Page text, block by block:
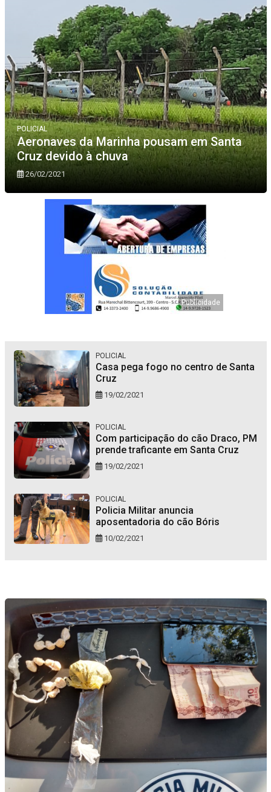
POLICIAL
Aeronaves da Marinha pousam em Santa
Cruz devido à chuva
26/02/2021
POLICIAL
Casa pega fogo no centro de Santa
Cruz
19/02/2021
POLICIAL
Com participação do cão Draco, PM
prende traficante em Santa Cruz
19/02/2021
POLICIAL
Policia Militar anuncia
aposentadoria do cão Bóris
10/02/2021